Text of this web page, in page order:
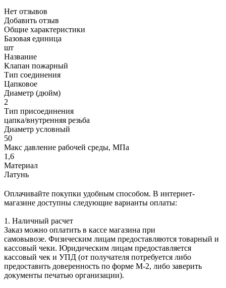
Нет отзывов
Добавить отзыв
Общие характеристики
Базовая единица
шт
Название
Клапан пожарный
Тип соединения
Цапковое
Диаметр (дюйм)
2
Тип присоединения
цапка/внутренняя резьба
Диаметр условный
50
Макс давление рабочей среды, МПа
1,6
Материал
Латунь
Оплачивайте покупки удобным способом. В интернет-
магазине доступны следующие варианты оплаты:
1. Наличный расчет
Заказ можно оплатить в кассе магазина при
самовывозе. Физическим лицам предоставляются товарный и
кассовый чеки. Юридическим лицам предоставляется
кассовый чек и УПД (от получателя потребуется либо
предоставить доверенность по форме М-2, либо заверить
документы печатью организации).